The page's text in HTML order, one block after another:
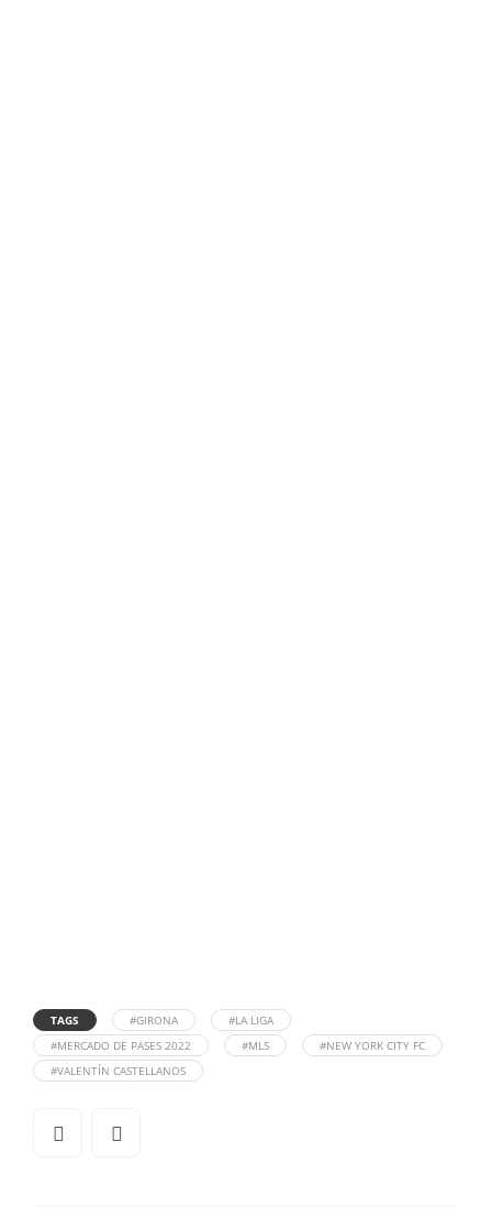
TAGS #GIRONA
#LA LIGA
#MERCADO DE PASES 2022
#MLS
#NEW YORK CITY FC
#VALENTÍN CASTELLANOS